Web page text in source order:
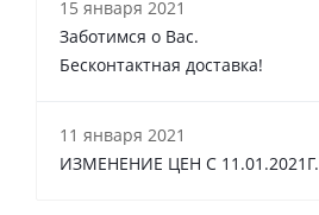
15 января 2021
Заботимся о Вас.
Бесконтактная доставка!
11 января 2021
ИЗМЕНЕНИЕ ЦЕН С 11.01.2021Г.